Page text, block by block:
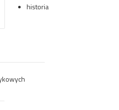
historia